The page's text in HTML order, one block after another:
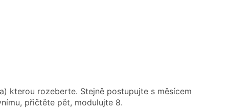
kterou rozeberte. Stejně postupujte s měsícem
přičtěte pět, modulujte 8.